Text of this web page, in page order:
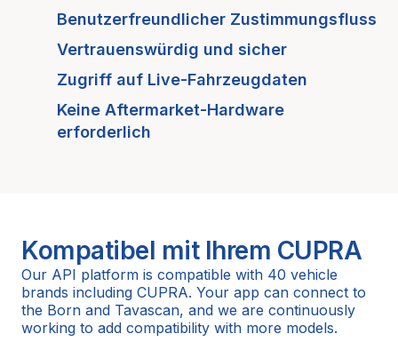
Benutzerfreundlicher Zustimmungsfluss
Vertrauenswürdig und sicher
Zugriff auf Live-Fahrzeugdaten
Keine Aftermarket-Hardware
erforderlich
Kompatibel mit Ihrem CUPRA
Our API platform is compatible with 40 vehicle
brands including CUPRA. Your app can connect to
the Born and Tavascan, and we are continuously
working to add compatibility with more models.